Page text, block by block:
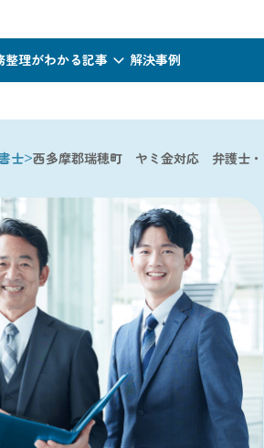
整理がわかる記事 解決事例
士>西多摩郡瑞穂町 ヤミ金対応 弁護士・